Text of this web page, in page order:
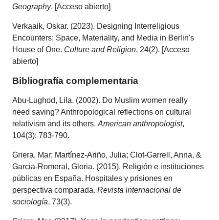
Geography. [Acceso abierto]
Verkaaik, Oskar. (2023). Designing Interreligious
Encounters: Space, Materiality, and Media in Berlin's
House of One. Culture and Religion, 24(2). [Acceso
abierto]
Bibliografía complementaria
Abu‐Lughod, Lila. (2002). Do Muslim women really
need saving? Anthropological reflections on cultural
relativism and its others.American anthropologist,
104(3): 783-790.
Griera, Mar; Martínez-Ariño, Julia; Clot-Garrell, Anna, &
Garcia-Romeral, Gloria. (2015). Religión e instituciones
públicas en España. Hospitales y prisiones en
perspectiva comparada.Revista internacional de
sociología, 73(3).